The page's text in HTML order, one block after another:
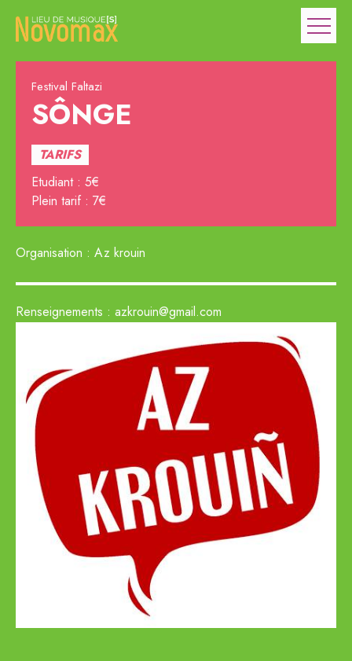
Festival Faltazi
SÔNGE
TARIFS
Etudiant : 5€
Plein tarif : 7€
Organisation : Az krouin
Renseignements : azkrouin@gmail.com